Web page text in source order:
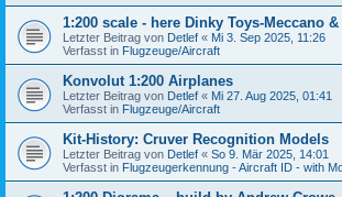
1:200 scale - here Dinky Toys-Meccano
Letzter Beitrag von Detlef « Mi 3. Sep 2025, 11:26
Verfasst in Flugzeuge/Aircraft
Konvolut 1:200 Airplanes
Letzter Beitrag von Detlef « Mi 27. Aug 2025, 01:41
Verfasst in Flugzeuge/Aircraft
Kit-History: Cruver Recognition Models
Letzter Beitrag von Detlef « So 9. Mär 2025, 14:01
Verfasst in Flugzeugerkennung - Aircraft ID - with